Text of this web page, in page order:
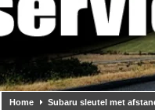
Home Subaru sleutel met